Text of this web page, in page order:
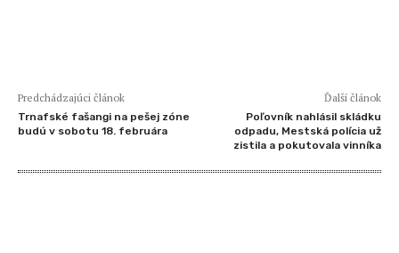
Predchádzajúci článok
Trnafské fašangi na pešej zóne
budú v sobotu 18. februára
Ďalší článok
Poľovník nahlásil skládku
odpadu, Mestská polícia už
zistila a pokutovala vinníka